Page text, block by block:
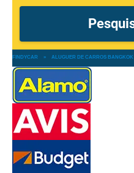
FINDYCAR » ALUGUER DE CARROS BANGKOK